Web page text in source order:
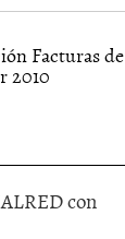
Facturas de
2010
con